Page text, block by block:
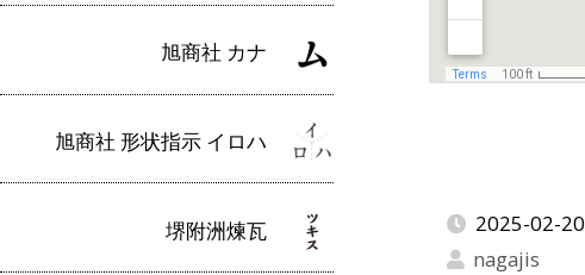
旭商社 カナ
旭商社 形状指示 イロハ
堺附洲煉瓦
2025-02-20
nagajis